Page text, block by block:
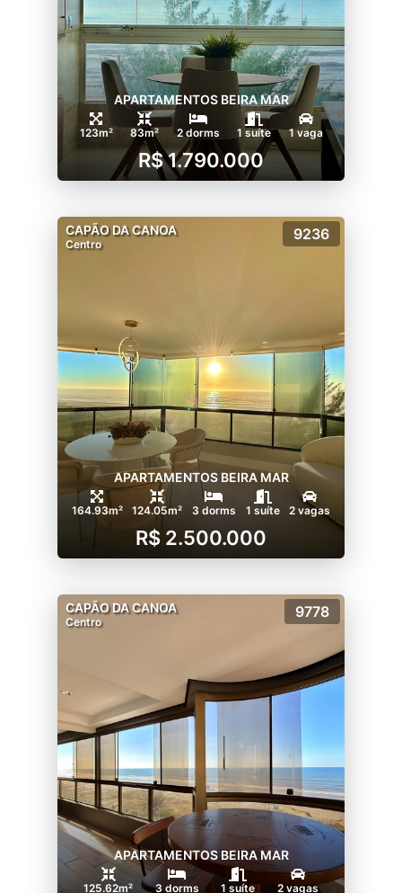
APARTAMENTOS BEIRA MAR
123m² 83m² 2 dorms 1 suíte 1 vaga
R$ 1.790.000
CAPÃO DA CANOA
Centro
9236
APARTAMENTOS BEIRA MAR
164.93m² 124.05m² 3 dorms 1 suíte 2 vagas
R$ 2.500.000
CAPÃO DA CANOA
Centro
9778
APARTAMENTOS BEIRA MAR
125.62m² 3 dorms 1 suíte 2 vagas